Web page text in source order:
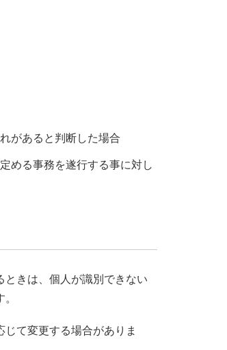
があると判断した場合
める事務を遂行する事に対し
きは、個人が識別できない
て変更する場合がありま